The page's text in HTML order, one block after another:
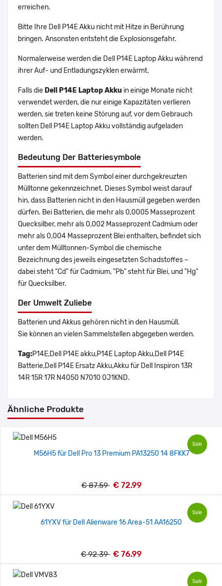
erreichen.
Bitte Ihre Dell P14E Akku nicht mit Hitze in Berührung
bringen. Ansonsten entsteht die Explosionsgefahr.
Normalerweise werden die Dell P14E Laptop Akku während
ihrer Auf- und Entladungszyklen erwärmt.
Falls die Dell P14E Laptop Akku in einige Monate nicht
verwendet werden, die nur einige Kapazitäten verlieren
werden, sie treten keine Störung auf, vor dem Gebrauch
sollten Dell P14E Laptop Akku vollständig aufgeladen
werden.
Bedeutung Der Batteriesymbole
Batterien sind mit dem Symbol einer durchgekreuzten
Mülltonne gekennzeichnet. Dieses Symbol weist darauf
hin, dass Batterien nicht in den Hausmüll gegeben werden
dürfen. Bei Batterien, die mehr als 0,0005 Masseprozent
Quecksilber, mehr als 0,002 Masseprozent Cadmium oder
mehr als 0,004 Masseprozent Blei enthalten, befindet sich
unter dem Mülltonnen-Symbol die chemische
Bezeichnung des jeweils eingesetzten Schadstoffes –
dabei steht "Cd" für Cadmium, "Pb" steht für Blei, und "Hg"
für Quecksilber.
Der Umwelt Zuliebe
Batterien und Akkus gehören nicht in den Hausmüll.
Sie können an vielen Sammelstellen abgegeben werden.
Tag:P14E,Dell P14E akku,P14E Laptop Akku,Dell P14E
Batterie,Dell P14E Ersatz Akku,Akku für Dell Inspiron 13R
14R 15R 17R N4050 N7010 0J1KND.
Ähnliche Produkte
Sale
M56H5 für Dell Pro 13 Premium PA13250 14 8FKK7
€ 87.59 € 72.99
Sale
61YXV für Dell Alienware 16 Area-51 AA16250
€ 92.39 € 76.99
Sale